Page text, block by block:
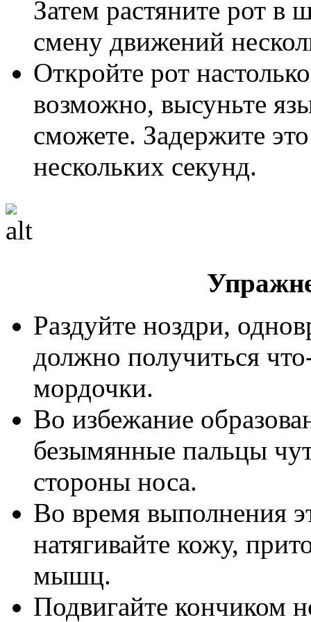
Затем растяните рот в
смену движений
Откройте рот
возможно, высуньте
сможете. Задержите
нескольких секунд.
Раздуйте ноздри,
должно получиться
мордочки.
Во избежание
безымянные пальцы
стороны носа.
Во время выполнения
натягивайте кожу,
мышц.
Подвигайте кончиком